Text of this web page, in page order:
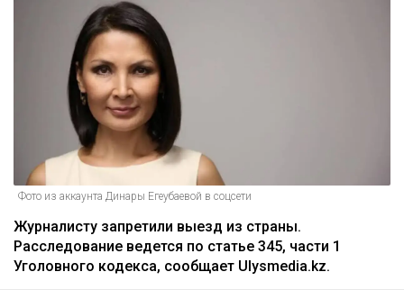
Фото из аккаунта Динары Егеубаевой в соцсети
Журналисту запретили выезд из страны.
Расследование ведется по статье 345, части 1
Уголовного кодекса, сообщает Ulysmedia.kz.